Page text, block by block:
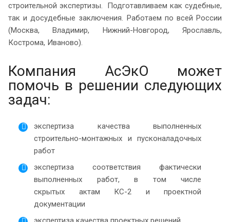
строительной экспертизы. Подготавливаем как судебные,
так и досудебные заключения. Работаем по всей России
(Москва, Владимир, Нижний-Новгород, Ярославль,
Кострома, Иваново).
Компания АсЭкО может
помочь в решении следующих
задач:
экспертиза качества выполненных
строительно-монтажных и пусконаладочных
работ
экспертиза соответствия фактически
выполненных работ, в том числе
скрытых актам КС-2 и проектной
документации